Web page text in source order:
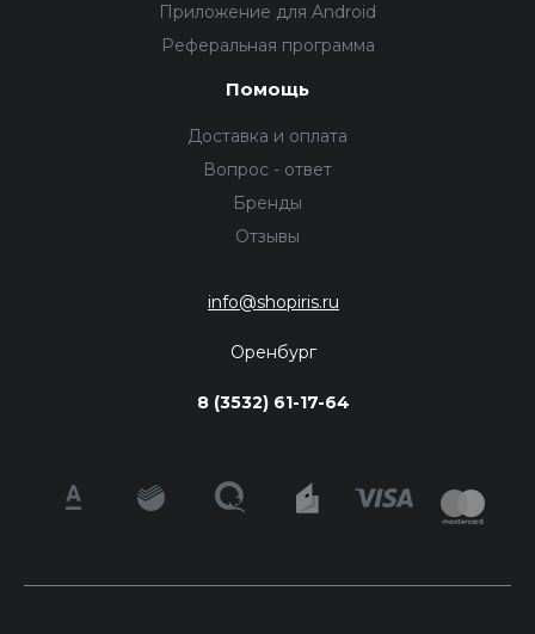
Приложение для Android
Реферальная программа
Помощь
Доставка и оплата
Вопрос - ответ
Бренды
Отзывы
info@shopiris.ru
Оренбург
8 (3532) 61-17-64